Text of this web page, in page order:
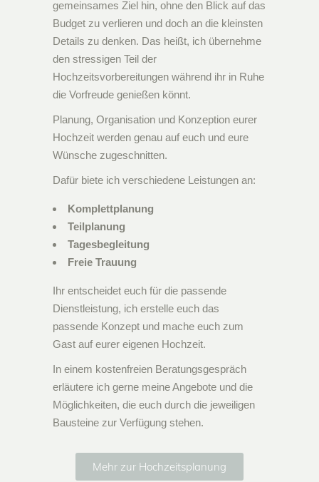
gemeinsames Ziel hin, ohne den Blick auf das
Budget zu verlieren und doch an die kleinsten
Details zu denken. Das heißt, ich übernehme
den stressigen Teil der
Hochzeitsvorbereitungen während ihr in Ruhe
die Vorfreude genießen könnt.
Planung, Organisation und Konzeption eurer
Hochzeit werden genau auf euch und eure
Wünsche zugeschnitten.
Dafür biete ich verschiedene Leistungen an:
Komplettplanung
Teilplanung
Tagesbegleitung
Freie Trauung
Ihr entscheidet euch für die passende
Dienstleistung, ich erstelle euch das
passende Konzept und mache euch zum
Gast auf eurer eigenen Hochzeit.
In einem kostenfreien Beratungsgespräch
erläutere ich gerne meine Angebote und die
Möglichkeiten, die euch durch die jeweiligen
Bausteine zur Verfügung stehen.
Mehr zur Hochzeitsplanung